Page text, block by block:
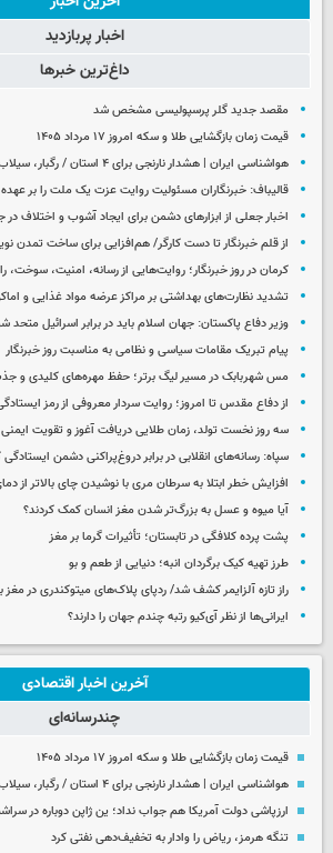
اخبار پربازدید
داغ‌ترین خبرها
مقصد جدید گلر پرسپولیسی مشخص شد
قیمت زمان بازگشایی طلا و سکه امروز ۱۷ مرداد ۱۴۰۵
هواشناسی ایران | هشدار نارنجی برای ۴ استان / رگبار، سیلاب و رعد و برق در شمال
قالیباف: خبرنگاران مسئولیت روایت عزت یک ملت را بر عهده
اخبار جعلی از ابزارهای دشمن برای ایجاد آشوب و اختلاف
از قلم خبرنگار تا دست کارگر/ هم‌افزایی برای ساخت تمدن
کرمان در روز خبرنگار؛ روایت‌هایی از رسانه، امنیت،
تشدید نظارت‌های بهداشتی بر مراکز عرضه مواد غذایی و
وزیر دفاع پاکستان: جهان اسلام باید در برابر اسرائیل متحد
پیام تبریک مقامات سیاسی و نظامی به مناسبت روز خبرنگار
مس شهربابک در مسیر لیگ برتر؛ حفظ مهره‌های کلیدی و
از دفاع مقدس تا امروز؛ روایت سردار معروفی از رمز
سه روز نخست تولد، زمان طلایی دریافت آغوز و تقویت
سپاه: رسانه‌های انقلابی در برابر دروغ‌پراکنی دشمن ایستادگی
افزایش خطر ابتلا به سرطان مری با نوشیدن چای بالاتر از دمای ۶۵
آیا میوه و عسل به بزرگ‌تر شدن مغز انسان کمک کردند؟
پشت پرده کلافگی در تابستان؛ تأثیرات گرما بر مغز
طرز تهیه کیک برگردان انبه؛ دنیایی از طعم و بو
راز تازه آلزایمر کشف شد/ ردپای پلاک‌های میتوکندری در مغز
ایرانی‌ها از نظر آی‌کیو رتبه چندم جهان را دارند؟
آخرین اخبار اقتصادی
چندرسانه‌ای
قیمت زمان بازگشایی طلا و سکه امروز ۱۷ مرداد ۱۴۰۵
هواشناسی ایران | هشدار نارنجی برای ۴ استان / رگبار، سیلاب و رعد و برق در شمال
ارزپاشی دولت آمریکا هم جواب نداد؛ ین ژاپن دوباره در
تنگه هرمز، ریاض را وادار به تخفیف‌دهی نفتی کرد